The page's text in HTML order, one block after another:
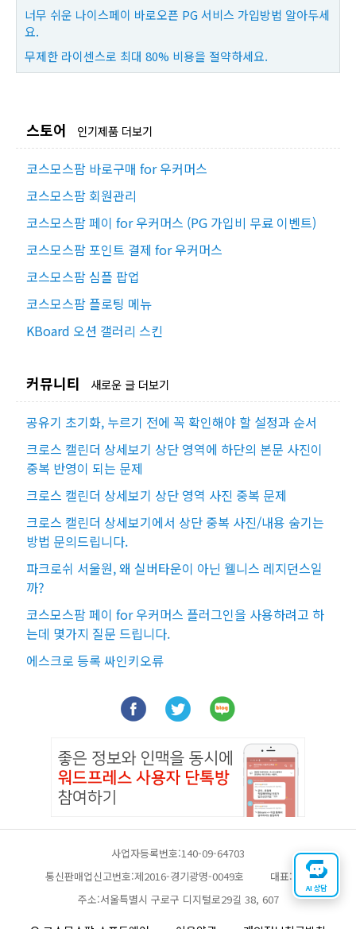
너무 쉬운 나이스페이 바로오픈 PG 서비스 가입방법 알아두세
요.
무제한 라이센스로 최대 80% 비용을 절약하세요.
스토어 인기제품 더보기
코스모스팜 바로구매 for 우커머스
코스모스팜 회원관리
코스모스팜 페이 for 우커머스 (PG 가입비 무료 이벤트)
코스모스팜 포인트 결제 for 우커머스
코스모스팜 심플 팝업
코스모스팜 플로팅 메뉴
KBoard 오션 갤러리 스킨
커뮤니티 새로운 글 더보기
공유기 초기화, 누르기 전에 꼭 확인해야 할 설정과 순서
크로스 캘린더 상세보기 상단 영역에 하단의 본문 사진이
중복 반영이 되는 문제
크로스 캘린더 상세보기 상단 영역 사진 중복 문제
크로스 캘린더 상세보기에서 상단 중복 사진/내용 숨기는
방법 문의드립니다.
파크로쉬 서울원, 왜 실버타운이 아닌 웰니스 레지던스일
까?
코스모스팜 페이 for 우커머스 플러그인을 사용하려고 하
는데 몇가지 질문 드립니다.
에스크로 등록 싸인키오류
사업자등록번호:140-09-64703
통신판매업신고번호:제2016-경기광명-0049호
대표:채찬
주소:서울특별시 구로구 디지털로29길 38, 607
AI 상담